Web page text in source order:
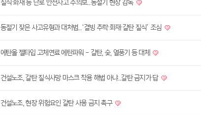
질식·화재 등 난로 안전사고 주의보…동절기 현장 감독
동절기 잦은 사고유형과 대처법…‘결빙 추락·화재·갈탄 질식’ 조심
에탄올 젤타입 고체연료 에탄파워 - 갈탄, 숯, 열풍기 등 대체
건설노조, 갈탄 질식사망 마스크 착용 해법 아냐...갈탄 금지가 답
건설노조, 현장 위험요인 갈탄 사용 금지 촉구